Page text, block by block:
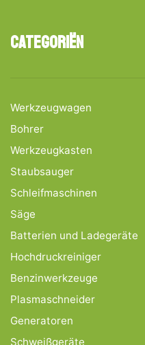
Categoriën
Werkzeugwagen
Bohrer
Werkzeugkasten
Staubsauger
Schleifmaschinen
Säge
Batterien und Ladegeräte
Hochdruckreiniger
Benzinwerkzeuge
Plasmaschneider
Generatoren
Schweißgeräte